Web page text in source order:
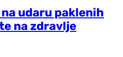
udaru paklenih
na zdravlje